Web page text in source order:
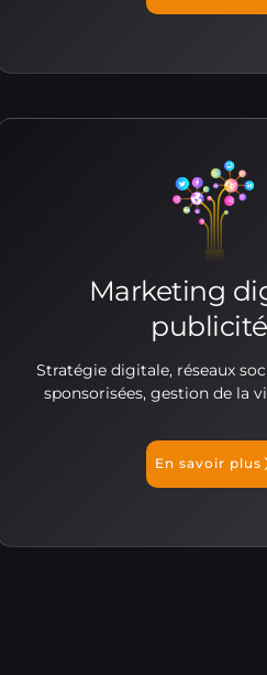
Marketing
Stratégie digitale, réseaux
sponsorisées, gestion de la
En savoir plus